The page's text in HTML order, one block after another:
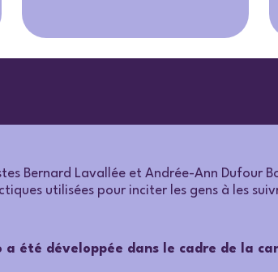
Bernard Lavallée et Andrée-Ann Dufour
utilisées pour inciter les gens à les
a été développée dans le cadre de la